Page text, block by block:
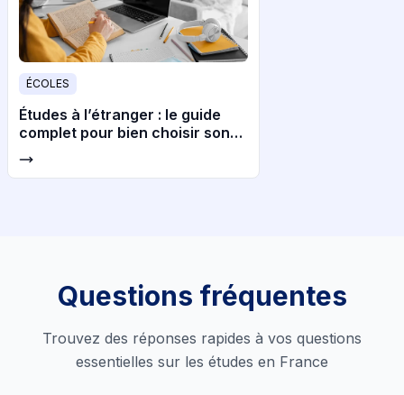
ÉCOLES
Études à l’étranger : le guide
complet pour bien choisir son
Questions fréquentes
Trouvez des réponses rapides à vos questions
essentielles sur les études en France